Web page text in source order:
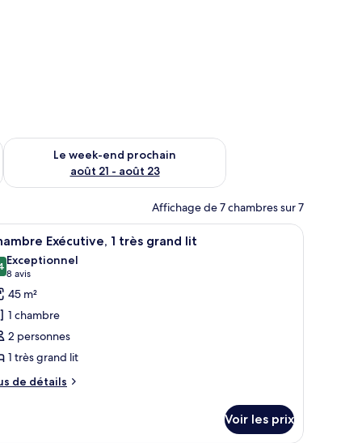
août 14 - août 16
Le week-end prochain
août 21 - août 23
Vérifier la disponibilité pour le week-end prochain août 21 -
Affichage de 7 chambres sur 7
un bureau, une chaise, une petite table et une lampe.
:
Chambre Exécutive, 1 très grand lit | Literie
7 Exécutive, 1 très grand lit
sur 10
Exceptionnel
8 avis
(8 avis)
45 m²
1 chambre
2 personnes
1 très grand lit
de détails
Voir les prix